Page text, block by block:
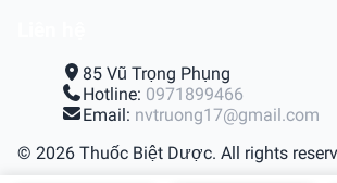
85 Vũ Trọng Phụng
Hotline: 0971899466
Email: nvtruong17@gmail.com
© 2026 Thuốc Biệt Dược. All rights